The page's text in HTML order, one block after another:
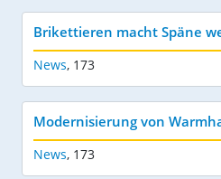
Brikettieren macht Späne
News, 173
Modernisierung von
News, 173